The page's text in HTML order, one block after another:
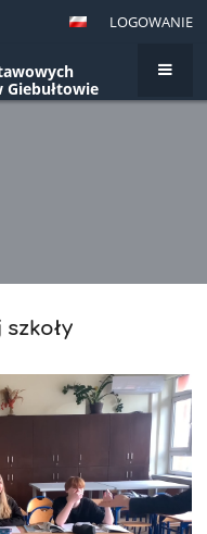
LOGOWANIE
Giebułtowie